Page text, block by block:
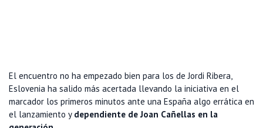
El encuentro no ha empezado bien para los de Jordi Ribera,
Eslovenia ha salido más acertada llevando la iniciativa en el
marcador los primeros minutos ante una España algo errática en
el lanzamiento y dependiente de Joan Cañellas en la